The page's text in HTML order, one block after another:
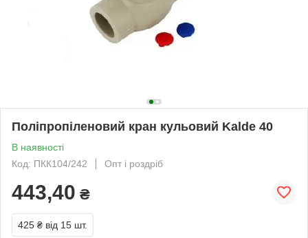
Поліпропіленовий кран кульовий Kalde 40
В наявності
Код: ПКК104/242
Опт і роздріб
443,40 ₴
425 ₴ від 15 шт.